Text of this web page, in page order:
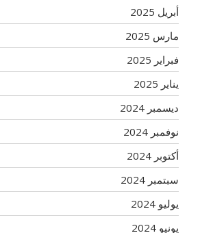
أبريل 2025
مارس 2025
فبراير 2025
يناير 2025
ديسمبر 2024
نوفمبر 2024
أكتوبر 2024
سبتمبر 2024
يوليو 2024
يونيو 2024